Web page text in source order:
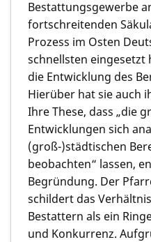
Bestattungsgewerbe
fortschreitenden
Prozess im Osten
schnellsten eingesetzt
die Entwicklung des
Hierüber hat sie auch
Ihre These, dass „die
Entwicklungen sich
(groß-)städtischen
beobachten“ lassen,
Begründung. Der
schildert das
Bestattern als ein
und Konkurrenz.